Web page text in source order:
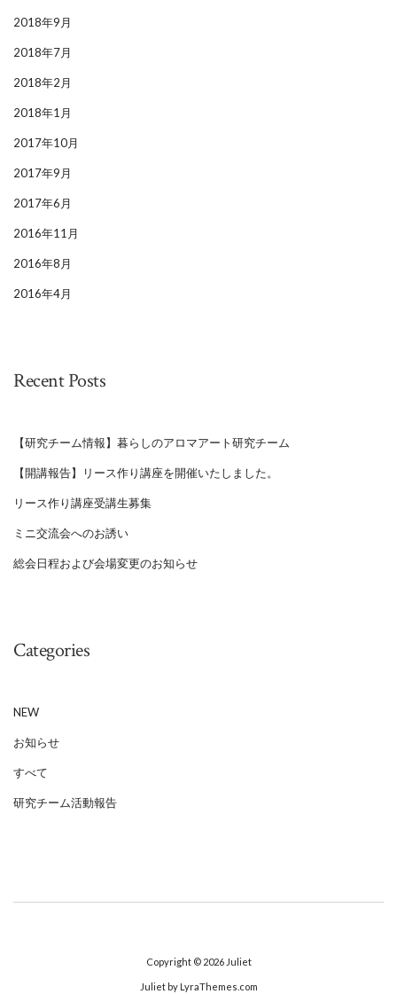
2018年9月
2018年7月
2018年2月
2018年1月
2017年10月
2017年9月
2017年6月
2016年11月
2016年8月
2016年4月
Recent Posts
【研究チーム情報】暮らしのアロマアート研究チーム
【開講報告】リース作り講座を開催いたしました。
リース作り講座受講生募集
ミニ交流会へのお誘い
総会日程および会場変更のお知らせ
Categories
NEW
お知らせ
すべて
研究チーム活動報告
Copyright © 2026 Juliet
Julietby LyraThemes.com